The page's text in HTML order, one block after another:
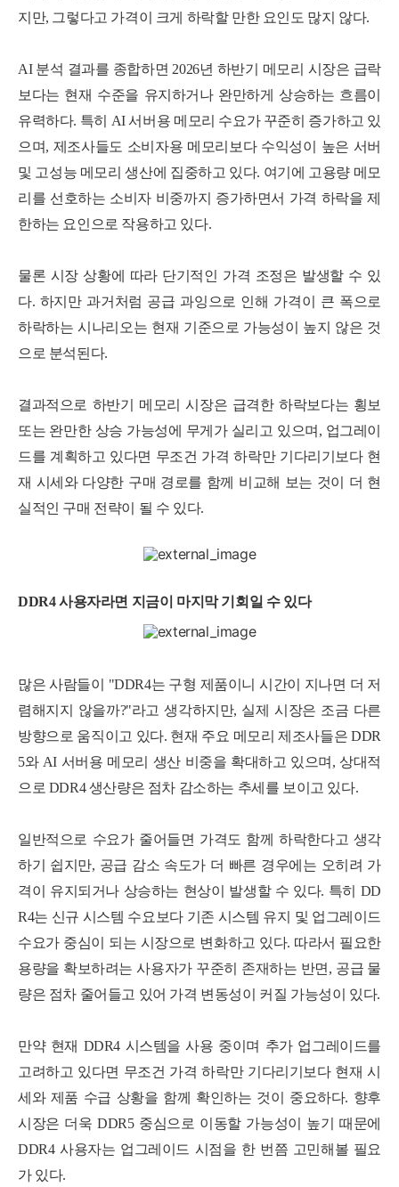
지만, 그렇다고 가격이 크게 하락할 만한 요인도 많지 않다.
AI 분석 결과를 종합하면 2026년 하반기 메모리 시장은 급락
보다는 현재 수준을 유지하거나 완만하게 상승하는 흐름이
유력하다. 특히 AI 서버용 메모리 수요가 꾸준히 증가하고 있
으며, 제조사들도 소비자용 메모리보다 수익성이 높은 서버
및 고성능 메모리 생산에 집중하고 있다. 여기에 고용량 메모
리를 선호하는 소비자 비중까지 증가하면서 가격 하락을 제
한하는 요인으로 작용하고 있다.
물론 시장 상황에 따라 단기적인 가격 조정은 발생할 수 있
다. 하지만 과거처럼 공급 과잉으로 인해 가격이 큰 폭으로
하락하는 시나리오는 현재 기준으로 가능성이 높지 않은 것
으로 분석된다.
결과적으로 하반기 메모리 시장은 급격한 하락보다는 횡보
또는 완만한 상승 가능성에 무게가 실리고 있으며, 업그레이
드를 계획하고 있다면 무조건 가격 하락만 기다리기보다 현
재 시세와 다양한 구매 경로를 함께 비교해 보는 것이 더 현
실적인 구매 전략이 될 수 있다.
DDR4 사용자라면 지금이 마지막 기회일 수 있다
많은 사람들이 "DDR4는 구형 제품이니 시간이 지나면 더 저
렴해지지 않을까?"라고 생각하지만, 실제 시장은 조금 다른
방향으로 움직이고 있다. 현재 주요 메모리 제조사들은 DDR
5와 AI 서버용 메모리 생산 비중을 확대하고 있으며, 상대적
으로 DDR4 생산량은 점차 감소하는 추세를 보이고 있다.
일반적으로 수요가 줄어들면 가격도 함께 하락한다고 생각
하기 쉽지만, 공급 감소 속도가 더 빠른 경우에는 오히려 가
격이 유지되거나 상승하는 현상이 발생할 수 있다. 특히 DD
R4는 신규 시스템 수요보다 기존 시스템 유지 및 업그레이드
수요가 중심이 되는 시장으로 변화하고 있다. 따라서 필요한
용량을 확보하려는 사용자가 꾸준히 존재하는 반면, 공급 물
량은 점차 줄어들고 있어 가격 변동성이 커질 가능성이 있다.
만약 현재 DDR4 시스템을 사용 중이며 추가 업그레이드를
고려하고 있다면 무조건 가격 하락만 기다리기보다 현재 시
세와 제품 수급 상황을 함께 확인하는 것이 중요하다. 향후
시장은 더욱 DDR5 중심으로 이동할 가능성이 높기 때문에
DDR4 사용자는 업그레이드 시점을 한 번 쯤 고민해볼 필요
가 있다.
세부정보 열기/접기